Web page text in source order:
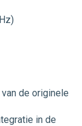
de originele
in de